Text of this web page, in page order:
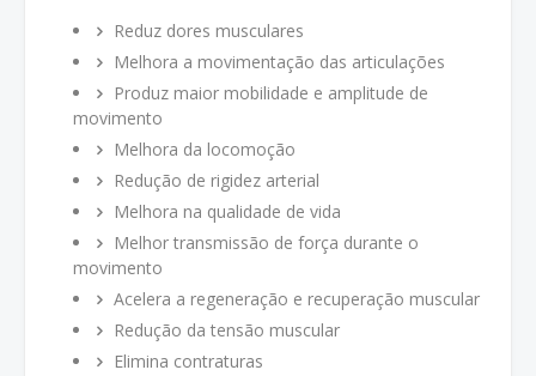
Reduz dores musculares
Melhora a movimentação das articulações
Produz maior mobilidade e amplitude de
movimento
Melhora da locomoção
Redução de rigidez arterial
Melhora na qualidade de vida
Melhor transmissão de força durante o
movimento
Acelera a regeneração e recuperação muscular
Redução da tensão muscular
Elimina contraturas